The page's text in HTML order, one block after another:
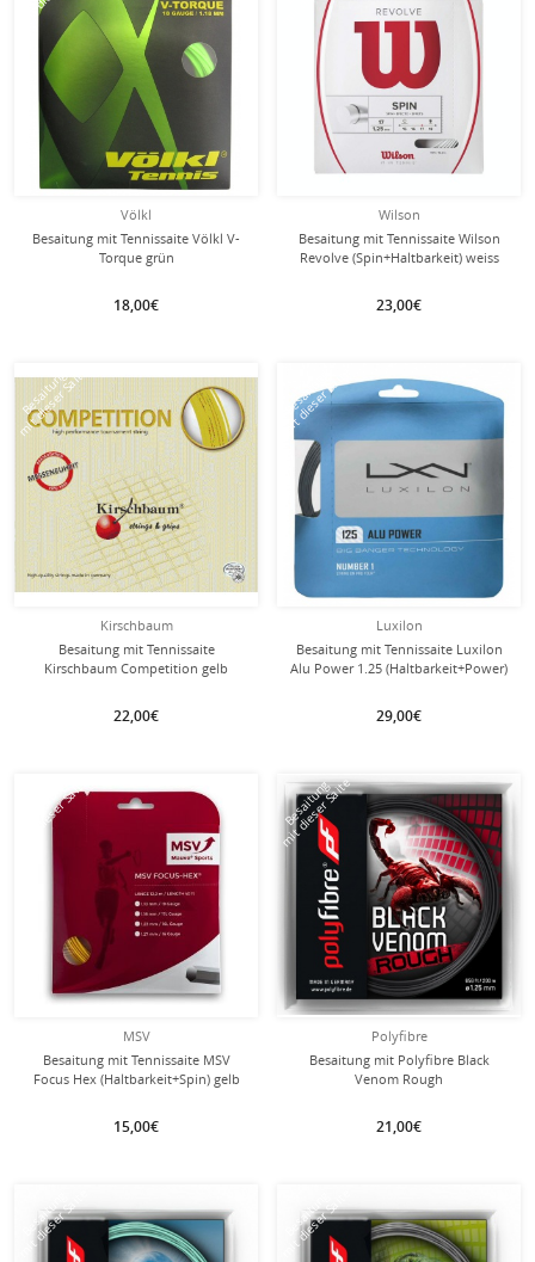
Völkl
Besaitung mit Tennissaite Völkl V-
Torque grün
18,00€
Wilson
Besaitung mit Tennissaite Wilson
Revolve (Spin+Haltbarkeit) weiss
23,00€
Kirschbaum
Besaitung mit Tennissaite
Kirschbaum Competition gelb
22,00€
Besaitung
mit dieser Saite
Luxilon
Besaitung mit Tennissaite Luxilon
Alu Power 1.25 (Haltbarkeit+Power)
29,00€
Besaitung
mit dieser Saite
MSV
Besaitung mit Tennissaite MSV
Focus Hex (Haltbarkeit+Spin) gelb
15,00€
Besaitung
mit dieser Saite
Polyfibre
Besaitung mit Polyfibre Black
Venom Rough
21,00€
Besaitung
mit dieser Saite
Besaitung
mit dieser Saite Besaitung
mit dieser Saite